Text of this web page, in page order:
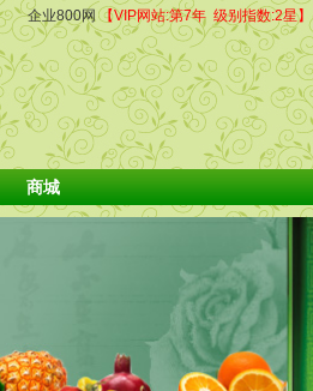
企业800网 【VIP网站:第7年 级别指数:2星】
商城